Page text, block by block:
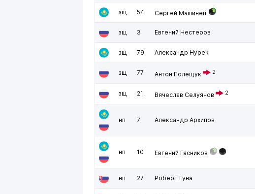
зщ 54 Сергей Машинец
зщ 3 Евгений Нестеров
зщ 79 Александр Нурек
зщ 77 Антон Полещук 2
зщ 21 Вячеслав Селуянов 2
нп 7 Александр Архипов
нп 10 Евгений Гасников
нп 27 Роберт Гуна